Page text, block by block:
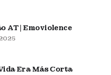
AT | Emoviolence
Era Más Corta